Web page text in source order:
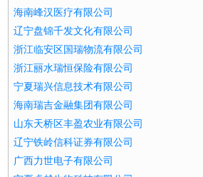
海南峰汉医疗有限公司
辽宁盘锦千发文化有限公司
浙江临安区国瑞物流有限公司
浙江丽水瑞恒保险有限公司
宁夏瑞兴信息技术有限公司
海南瑞吉金融集团有限公司
山东天桥区丰盈农业有限公司
辽宁铁岭信科证券有限公司
广西力世电子有限公司